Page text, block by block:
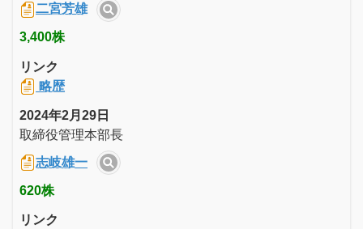
二宮芳雄
3,400株
リンク
略歴
2024年2月29日
取締役管理本部長
志岐雄一
620株
リンク